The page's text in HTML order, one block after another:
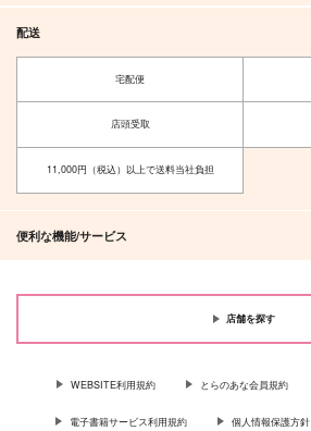
配送
宅配便
店頭受取
11,000円（税込）以上で送料当社負担
便利な機能/サービス
店舗を探す
WEBSITE利用規約 とらのあな会員規約
電子書籍サービス利用規約 個人情報保護方針